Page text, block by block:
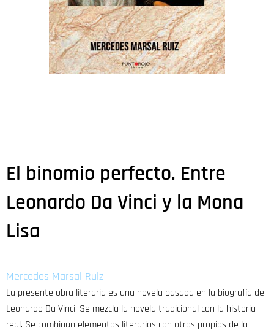
El binomio perfecto. Entre
Leonardo Da Vinci y la Mona
Lisa
Mercedes Marsal Ruiz
La presente obra literaria es una novela basada en la biografía de
Leonardo Da Vinci. Se mezcla la novela tradicional con la historia
real. Se combinan elementos literarios con otros propios de la